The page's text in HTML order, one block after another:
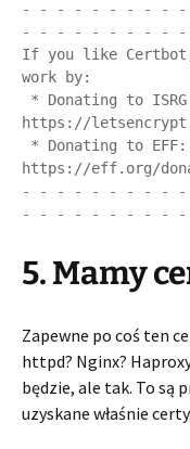
- - - - - - - - -
- - - - - - - - -
If you like
work by:
https://
https://eff.org/
- - - - - - - - -
- - - - - - - - -
5. Mamy
Zapewne po coś ten
httpd? Nginx?
będzie, ale tak. To są
uzyskane właśnie certy.